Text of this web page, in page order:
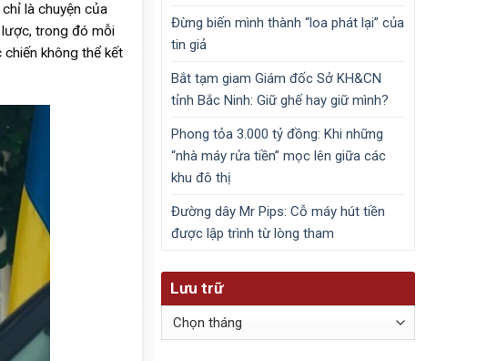
là chuyện của
trong đó mỗi
không thể kết
Đừng biến mình thành “loa phát lại” của
tin giả
Bắt tạm giam Giám đốc Sở KH&CN
tỉnh Bắc Ninh: Giữ ghế hay giữ mình?
Phong tỏa 3.000 tỷ đồng: Khi những
“nhà máy rửa tiền” mọc lên giữa các
khu đô thị
Đường dây Mr Pips: Cỗ máy hút tiền
được lập trình từ lòng tham
Lưu trữ
Lưu